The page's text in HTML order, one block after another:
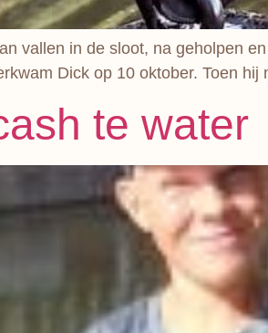
vallen in de sloot, na geholpen
Dick op 10 oktober. Toen
te water